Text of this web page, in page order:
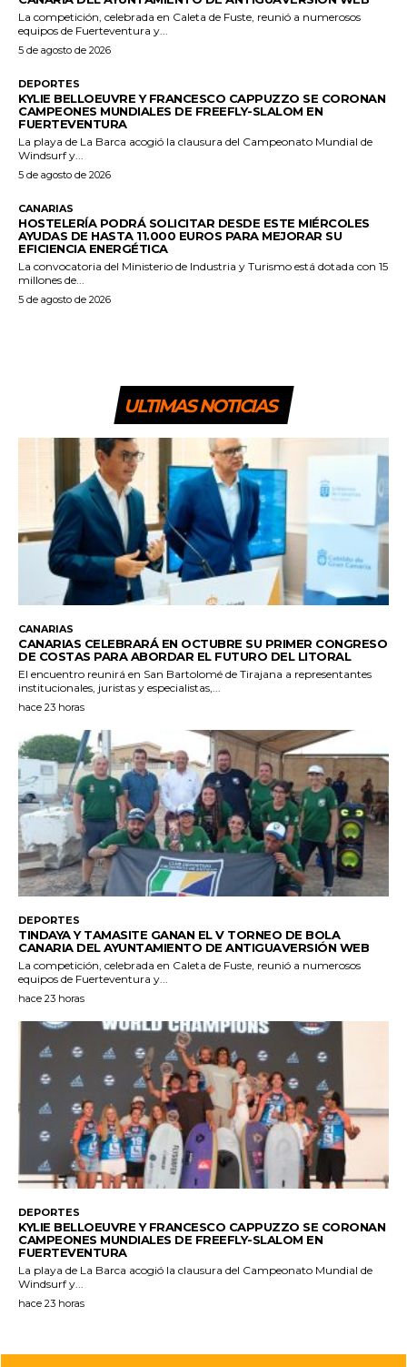
La competición, celebrada en Caleta de Fuste, reunió a numerosos
equipos de Fuerteventura y...
5 de agosto de 2026
DEPORTES
KYLIE BELLOEUVRE Y FRANCESCO CAPPUZZO SE CORONAN
CAMPEONES MUNDIALES DE FREEFLY-SLALOM EN
FUERTEVENTURA
La playa de La Barca acogió la clausura del Campeonato Mundial de
Windsurf y...
5 de agosto de 2026
CANARIAS
HOSTELERÍA PODRÁ SOLICITAR DESDE ESTE MIÉRCOLES
AYUDAS DE HASTA 11.000 EUROS PARA MEJORAR SU
EFICIENCIA ENERGÉTICA
La convocatoria del Ministerio de Industria y Turismo está dotada con 15
millones de...
5 de agosto de 2026
ULTIMAS NOTICIAS
CANARIAS
CANARIAS CELEBRARÁ EN OCTUBRE SU PRIMER CONGRESO
DE COSTAS PARA ABORDAR EL FUTURO DEL LITORAL
El encuentro reunirá en San Bartolomé de Tirajana a representantes
institucionales, juristas y especialistas,...
hace 23 horas
DEPORTES
TINDAYA Y TAMASITE GANAN EL V TORNEO DE BOLA
CANARIA DEL AYUNTAMIENTO DE ANTIGUAVERSIÓN WEB
La competición, celebrada en Caleta de Fuste, reunió a numerosos
equipos de Fuerteventura y...
hace 23 horas
DEPORTES
KYLIE BELLOEUVRE Y FRANCESCO CAPPUZZO SE CORONAN
CAMPEONES MUNDIALES DE FREEFLY-SLALOM EN
FUERTEVENTURA
La playa de La Barca acogió la clausura del Campeonato Mundial de
Windsurf y...
hace 23 horas